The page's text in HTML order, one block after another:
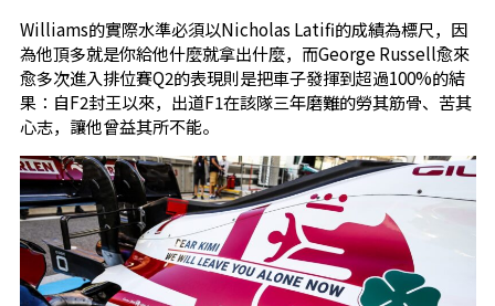
Williams的實際水準必須以Nicholas Latifi的成績為標尺，因
為他頂多就是你給他什麼就拿出什麼，而George Russell愈來
愈多次進入排位賽Q2的表現則是把車子發揮到超過100%的結
果：自F2封王以來，出道F1在該隊三年磨難的勞其筋骨、苦其
心志，讓他曾益其所不能。